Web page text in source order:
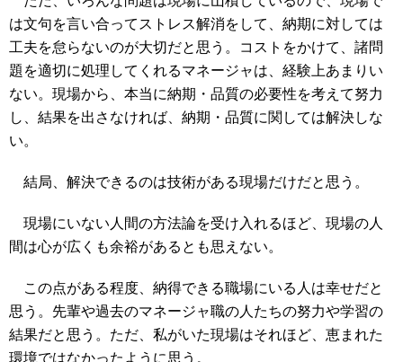
は文句を言い合ってストレス解消をして、納期に対しては
工夫を怠らないのが大切だと思う。コストをかけて、諸問
題を適切に処理してくれるマネージャは、経験上あまりい
ない。現場から、本当に納期・品質の必要性を考えて努力
し、結果を出さなければ、納期・品質に関しては解決しな
い。
結局、解決できるのは技術がある現場だけだと思う。
現場にいない人間の方法論を受け入れるほど、現場の人
間は心が広くも余裕があるとも思えない。
この点がある程度、納得できる職場にいる人は幸せだと
思う。先輩や過去のマネージャ職の人たちの努力や学習の
結果だと思う。ただ、私がいた現場はそれほど、恵まれた
環境ではなかったように思う。